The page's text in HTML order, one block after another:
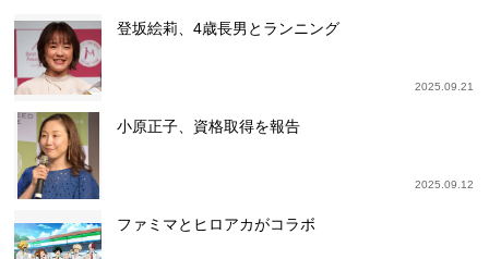
登坂絵莉、4歳長男とランニング
2025.09.21
小原正子、資格取得を報告
2025.09.12
ファミマとヒロアカがコラボ